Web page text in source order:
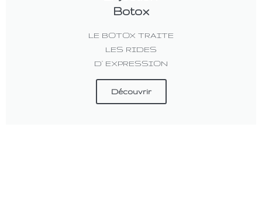
Botox
LE BOTOX TRAITE
LES RIDES
D' EXPRESSION
Découvrir